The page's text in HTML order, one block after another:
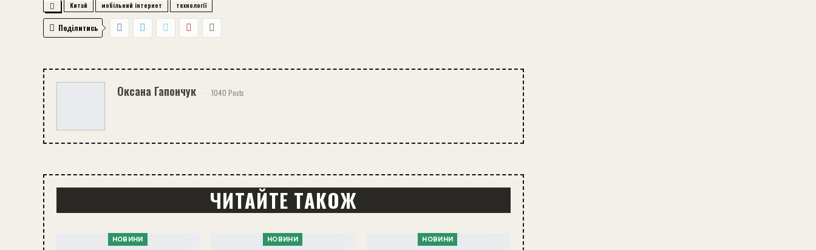
Китай мобільний інтернет технології
Поділитись
Оксана Гапончук 1040 Posts
ЧИТАЙТЕ ТАКОЖ
НОВИНИ НОВИНИ НОВИНИ